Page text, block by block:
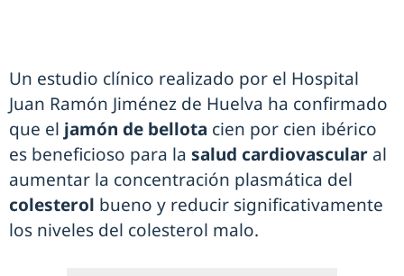
Un estudio clínico realizado por el Hospital
Juan Ramón Jiménez de Huelva ha confirmado
que el jamón de bellota cien por cien ibérico
es beneficioso para la salud cardiovascular al
aumentar la concentración plasmática del
colesterol bueno y reducir significativamente
los niveles del colesterol malo.